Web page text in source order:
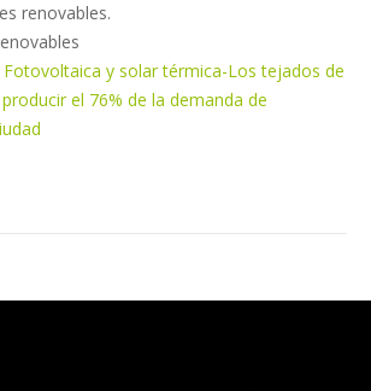
renovables.
Fotovoltaica y solar térmica-Los tejados de
el 76% de la demanda de